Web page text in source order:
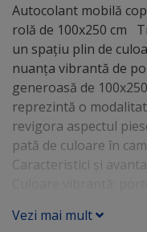
Autocolant mobilă
rolă de 100x250 cm
un spațiu plin de
nuanța vibrantă de
generoasă de
reprezintă o
revigora aspectul
pată de culoare în
Caracteristici și
Culorile luminoase
Vezi mai mult